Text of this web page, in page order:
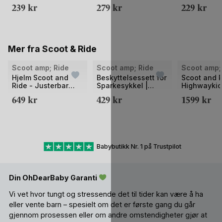
239 kr
Footless Tights
279 kr 229 kr
Mer fra Scoot & Ride
Scoot amp; Ride
Hjelm Scoot and
Ride - Justerbar
649 kr
Scoot amp; Ride
Beskyttelsessett for
Sparkesykkel |
Knebeskyttelse
429 kr
Scoot
Scoot and
LEDlys i
1599 kr
Babybutikk Nr. 1 på Trustpilot
Din OhDearBaby Garanti
Vi vet hvor tungt og stressende det til tider kan være å ha
eller vente barn – spesielt om det er første gang du går
gjennom prosessen eller om andre omstendigheter gjør at